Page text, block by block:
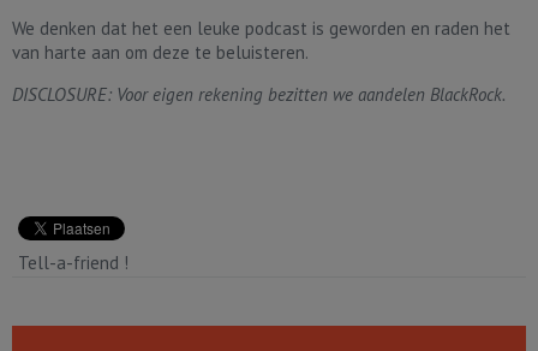
We denken dat het een leuke podcast is geworden en raden het
van harte aan om deze te beluisteren.
DISCLOSURE: Voor eigen rekening bezitten we aandelen BlackRock.
Tell-a-friend !